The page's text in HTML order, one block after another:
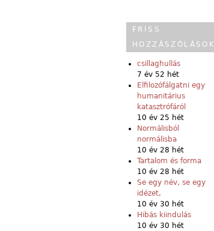
FRISS
HOZZÁSZÓLÁSOK
csillaghullás
7 év 52 hét
Elfilozófálgatni egy
humanitárius
katasztrófáról
10 év 25 hét
Normálisból
normálisba
10 év 28 hét
Tartalom és forma
10 év 28 hét
Se egy név, se egy
idézet,
10 év 30 hét
Hibás kiindulás
10 év 30 hét